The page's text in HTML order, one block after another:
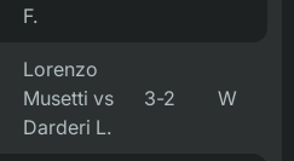
F.
Lorenzo
Musetti vs
Darderi L.
3-2 W